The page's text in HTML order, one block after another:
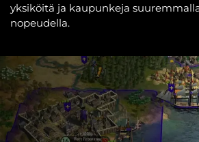
yksiköitä ja kaupunkeja
nopeudella.